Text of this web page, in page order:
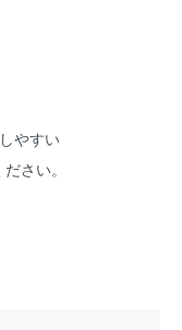
やすい
い。